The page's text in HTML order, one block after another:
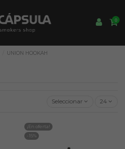
0
UNION HOOKAH
Seleccionar 24
¡En oferta!
-15%